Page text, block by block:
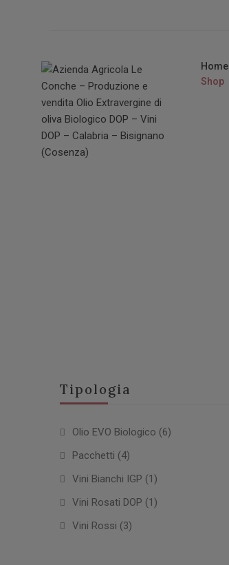
Home
Shop
Tipologia
Olio EVO Biologico (6)
Pacchetti (4)
Vini Bianchi IGP (1)
Vini Rosati DOP (1)
Vini Rossi (3)